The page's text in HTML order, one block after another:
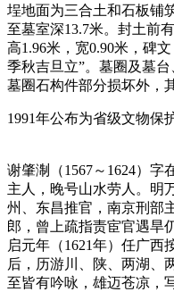
埕地面为三合土和石板铺
至墓室深13.7米。封土前
高1.96米，宽0.90米，碑
季秋吉旦立”。墓圈及墓
墓圈石构件部分损坏外，
1991年公布为省级文物保
谢肇淛（1567～1624）
主人，晚号山水劳人。明
州、东昌推官，南京刑部
郎，曾上疏指责宦官遇旱
启元年（1621年）任广西
后，历游川、陕、两湖、
至皆有吟咏，雄迈苍凉，